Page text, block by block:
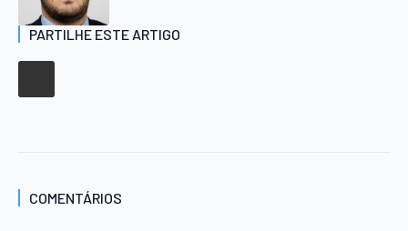
PARTILHE ESTE ARTIGO
COMENTÁRIOS